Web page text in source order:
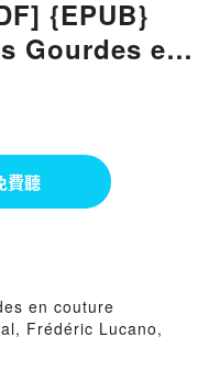
{EPUB}
Gourdes en
費聽
en couture
Frédéric Lucano,